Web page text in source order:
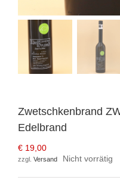
Zwetschkenbrand
Edelbrand
€ 19,00
zzgl. Versand Nicht vorrätig